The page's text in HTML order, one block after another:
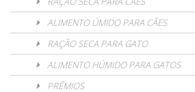
ALIMENTO ÚMIDO PARA CÃES
RAÇÃO SECA PARA GATO
ALIMENTO HÚMIDO PARA GATOS
PRÊMIOS